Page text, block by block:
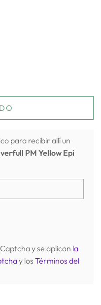
para recibir allí un
PM Yellow Epi
y se aplican la
y los Términos del